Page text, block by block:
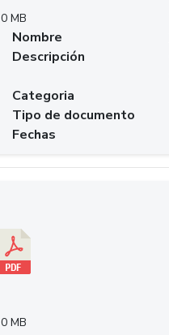
0 MB
Nombre
Descripción
Categoria
Tipo de documento
Fechas
0 MB